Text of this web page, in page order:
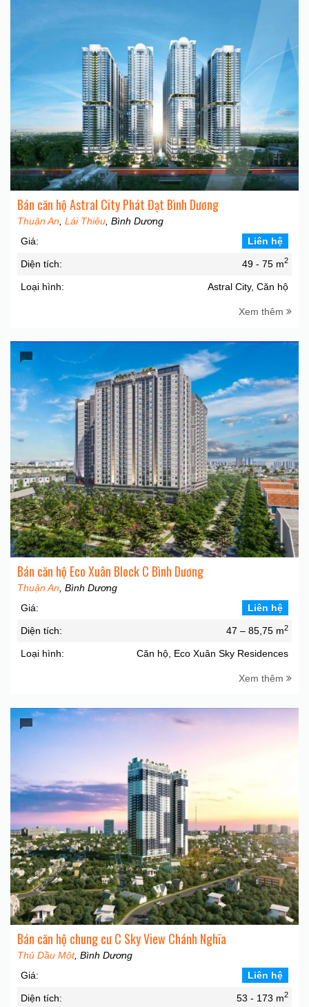
Bán căn hộ Astral City Phát Đạt Bình Dương
Thuận An Lái Thiêu , Bình Dương
Giá:
Liên hệ
Diện tích: 49 - 75 m2
Loại hình: Astral City, Căn hộ
Xem thêm
Bán căn hộ Eco Xuân Block C Bình Dương
Thuận An , Bình Dương
Giá:
Liên hệ
Diện tích: 47 – 85,75 m2
Loại hình: Căn hộ, Eco Xuân Sky Residences
Xem thêm
Bán căn hộ chung cư C Sky View Chánh Nghĩa
Thủ Dầu Một, Bình Dương
Giá:
Liên hệ
Diện tích: 53 - 173 m2